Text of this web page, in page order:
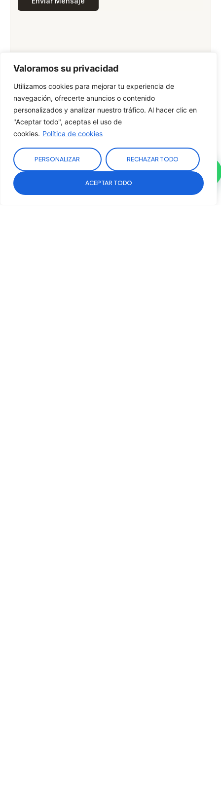
Valoramos su privacidad
Utilizamos cookies para mejorar tu experiencia de
navegación, ofrecerte anuncios o contenido
personalizados y analizar nuestro tráfico. Al hacer clic en
"Aceptar todo", aceptas el uso de
cookies. Política de cookies
PERSONALIZAR RECHAZAR TODO
ACEPTAR TODO
VALORACIÓN GRATUITA
Sitio de Confianza